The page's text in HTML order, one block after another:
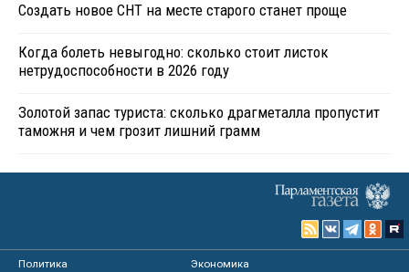
Создать новое СНТ на месте старого станет проще
Когда болеть невыгодно: сколько стоит листок
нетрудоспособности в 2026 году
Золотой запас туриста: сколько драгметалла пропустит
таможня и чем грозит лишний грамм
Политика
Экономика